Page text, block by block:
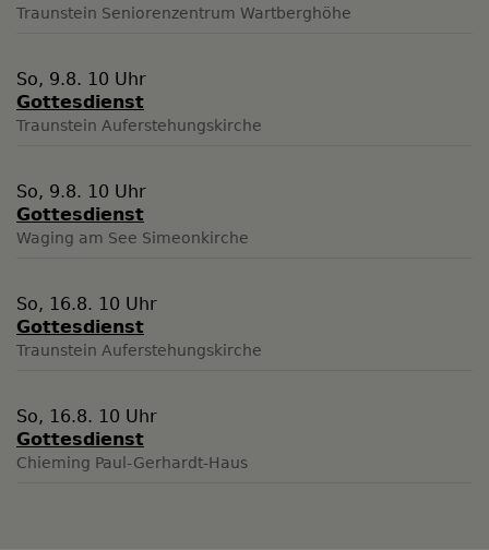
Traunstein Seniorenzentrum Wartberghöhe
So, 9.8. 10 Uhr
Gottesdienst
Traunstein Auferstehungskirche
So, 9.8. 10 Uhr
Gottesdienst
Waging am See Simeonkirche
So, 16.8. 10 Uhr
Gottesdienst
Traunstein Auferstehungskirche
So, 16.8. 10 Uhr
Gottesdienst
Chieming Paul-Gerhardt-Haus